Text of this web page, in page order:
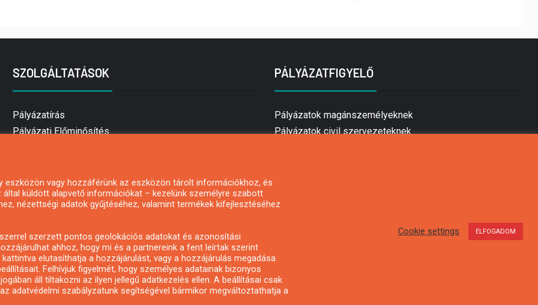
SZOLGÁLTATÁSOK
Pályázatírás
Pályázati Előminősítés
Mezőgazdasági pályázatírás
Pályázatírás magánszemélyeknek
Pályázatírás civil szervezeteknek
Pályázatfigyelés
Specifikus pályázatfigyelés vagy hírlevél
PÁLYÁZATFIGYELŐ
Pályázatok magánszemélyeknek
Pályázatok civil szervezeteknek
vagy hozzáférünk az eszközön tárolt információkhoz, és
küldött alapvető információkat – kezelünk személyre szabott
nézettségi adatok gyűjtéséhez, valamint termékek kifejlesztéséhez
szerzett pontos geolokációs adatokat és azonosítási
ahhoz, hogy mi és a partnereink a fent leírtak szerint
elutasíthatja a hozzájárulást, vagy a hozzájárulás megadása
Felhívjuk figyelmét, hogy személyes adatainak bizonyos
áll tiltakozni az ilyen jellegű adatkezelés ellen. A beállításai csak
adatvédelmi szabályzatunk segítségével bármikor megváltoztathatja a
Cookie settings ELFOGADOM